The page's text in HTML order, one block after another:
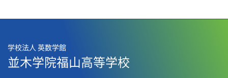
学校法人 英数学館
並木学院福山高等学校